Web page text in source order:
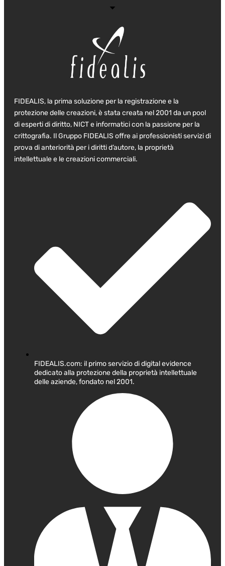
FIDEALIS, la prima soluzione per la registrazione e la
protezione delle creazioni, è stata creata nel 2001 da un pool
di esperti di diritto, NICT e informatici con la passione per la
crittografia. Il Gruppo FIDEALIS offre ai professionisti servizi di
prova di anteriorità per i diritti d’autore, la proprietà
intellettuale e le creazioni commerciali.
FIDEALIS.com: il primo servizio di digital evidence
dedicato alla protezione della proprietà intellettuale
delle aziende, fondato nel 2001.